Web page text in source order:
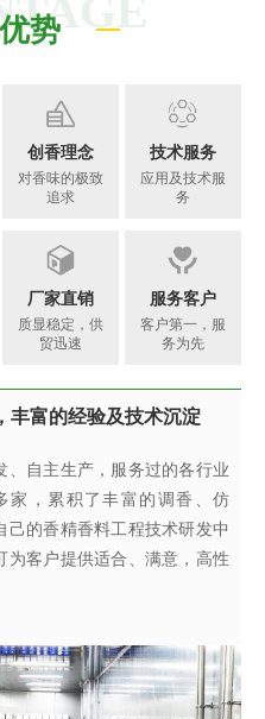
势
创香理念
对香味的极致
追求
技术服务
应用及技术服
务
厂家直销
质显稳定，供
贸迅速
服务客户
客户第一，服
务为先
丰富的经验及技术沉淀
、自主生产，服务过的各行业
家，累积了丰富的调香、仿
己的香精香料工程技术研发中
为客户提供适合、满意，高性
质香精。
究中心，可满足客户不同
家组成的创新团队，与国内多
研合作，获得发明专利19项，
科技创新项目5项，已建成广
究中心。
对香味的极致追求
研究与体验感受，集科学与艺
。名花调香师感知生活的美
感受香之魂与香之韵，研发创
料产品；同时在保证安全、稳
味香皆是名花调香师对香味
相应的香精应用服务
中心，汇聚了多位优秀的技术
各类产品中的开发应用，同
户的产品研究与开发过程，针
的香精应用服务，协助我们客
高效率、更高质量的技术服
、先进的检验设备
位工作严谨、经验丰富的检验
素质的质量管理团队、完善的
检验检测设备，我们从原料、
有效监控，确保了产品稳定性
丰富的经验及技术沉淀
、自主生产，服务过的各行业
家，累积了丰富的调香、仿
己的香精香料工程技术研发中
为客户提供适合、满意，高性
质香精。
产基地
远市建成新的高标准香精生产
代化香精生产线，目前年产量
强大稳定的供货能力及远超出
了坚实的基础，稳定持续地为
洲
务上发展迅速，很大程度是我
不断满足客户对提高其产品质
求，对于客户的紧急要求，公
遍布全球88个销售服务网点的
客户之急。